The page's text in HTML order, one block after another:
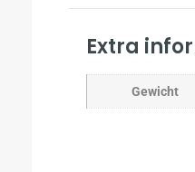
Extra
Gewicht